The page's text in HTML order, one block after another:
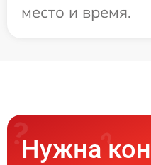
место и время.
Нужна